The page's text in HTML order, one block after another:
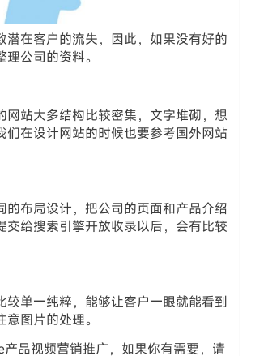
在客户的流失，因此，如果没有好的
公司的资料。
站大多结构比较密集，文字堆砌，想
在设计网站的时候也要参考国外网站
布局设计，把公司的页面和产品介绍
给搜索引擎开放收录以后，会有比较
单一纯粹，能够让客户一眼就能看到
图片的处理。
品视频营销推广，如果你有需要，请